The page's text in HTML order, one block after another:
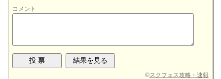
コメント
©スクフェス攻略・速報